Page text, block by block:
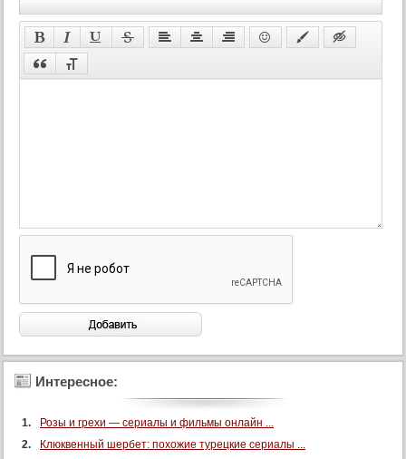
Интересное:
Розы и грехи — сериалы и фильмы онлайн ...
Клюквенный шербет: похожие турецкие сериалы ...